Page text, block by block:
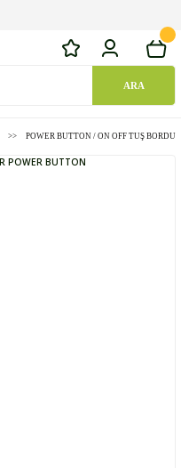
ARA
POWER BUTTON / ON OFF TUŞ BORDU